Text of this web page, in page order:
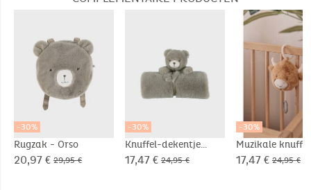
-30%
Rugzak - Orso
20,97 € 29,95 €
-30%
Knuffel-dekentje
nomade 50x50cm -
17,47 € 24,95 €
-30%
Muzikale knuffel
Fluffy in
17,47 € 24,95 €